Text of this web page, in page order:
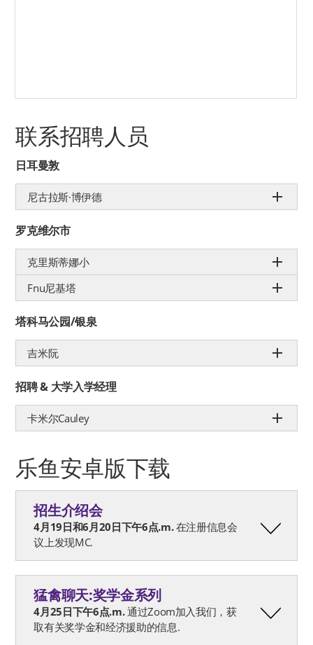
联系招聘人员
日耳曼敦
尼古拉斯·博伊德
罗克维尔市
克里斯蒂娜小
Fnu尼基塔
塔科马公园/银泉
吉米阮
招聘 & 大学入学经理
卡米尔Cauley
乐鱼安卓版下载
招生介绍会
4月19日和6月20日下午6点.m.在注册信息会
议上发现MC.
猛禽聊天:奖学金系列
4月25日下午6点.m.通过Zoom加入我们，获
取有关奖学金和经济援助的信息.